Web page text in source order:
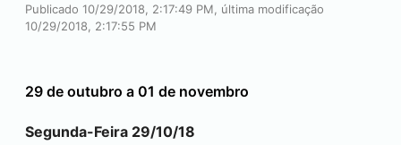
Publicado 10/29/2018, 2:17:49 PM, última modificação
10/29/2018, 2:17:55 PM
29 de outubro a 01 de novembro
Segunda-Feira 29/10/18